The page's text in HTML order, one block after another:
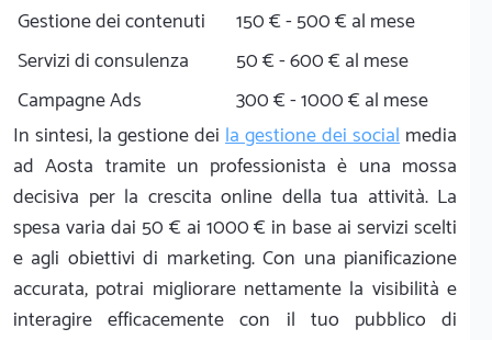
Gestione dei contenuti
150 € - 500 € al mese
Servizi di consulenza
50 € - 600 € al mese
Campagne Ads
300 € - 1000 € al mese
In sintesi, la gestione dei la gestione dei social media
ad Aosta tramite un professionista è una mossa
decisiva per la crescita online della tua attività. La
spesa varia dai 50 € ai 1000 € in base ai servizi scelti
e agli obiettivi di marketing. Con una pianificazione
accurata, potrai migliorare nettamente la visibilità e
interagire efficacemente con il tuo pubblico di